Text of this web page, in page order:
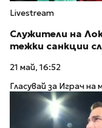
Livestream
Служители на
тежки санкции
21 май, 16:52
Гласувай за Играч